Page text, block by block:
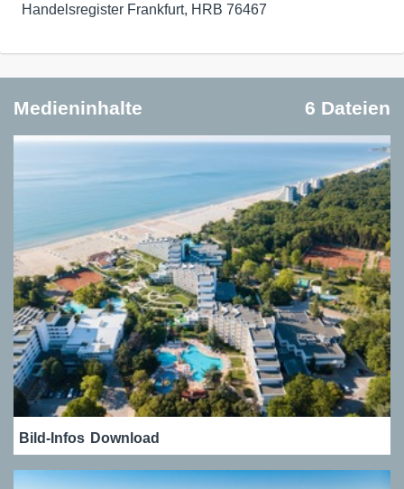
Handelsregister Frankfurt, HRB 76467
Medieninhalte 6 Dateien
Bild-Infos Download